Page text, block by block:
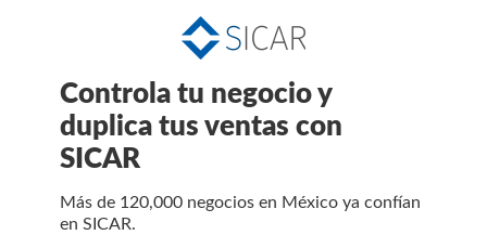
Controla tu negocio y
duplica tus ventas con
SICAR
Más de 120,000 negocios en México ya confían
en SICAR.